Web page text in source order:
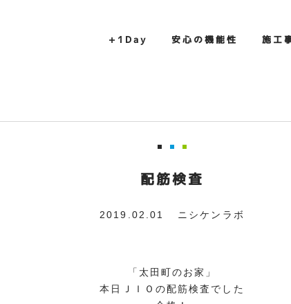
+1Day 安心の機能性 施工
配筋検査
2019.02.01 ニシケンラボ
「太田町のお家」
本日ＪＩＯの配筋検査でした